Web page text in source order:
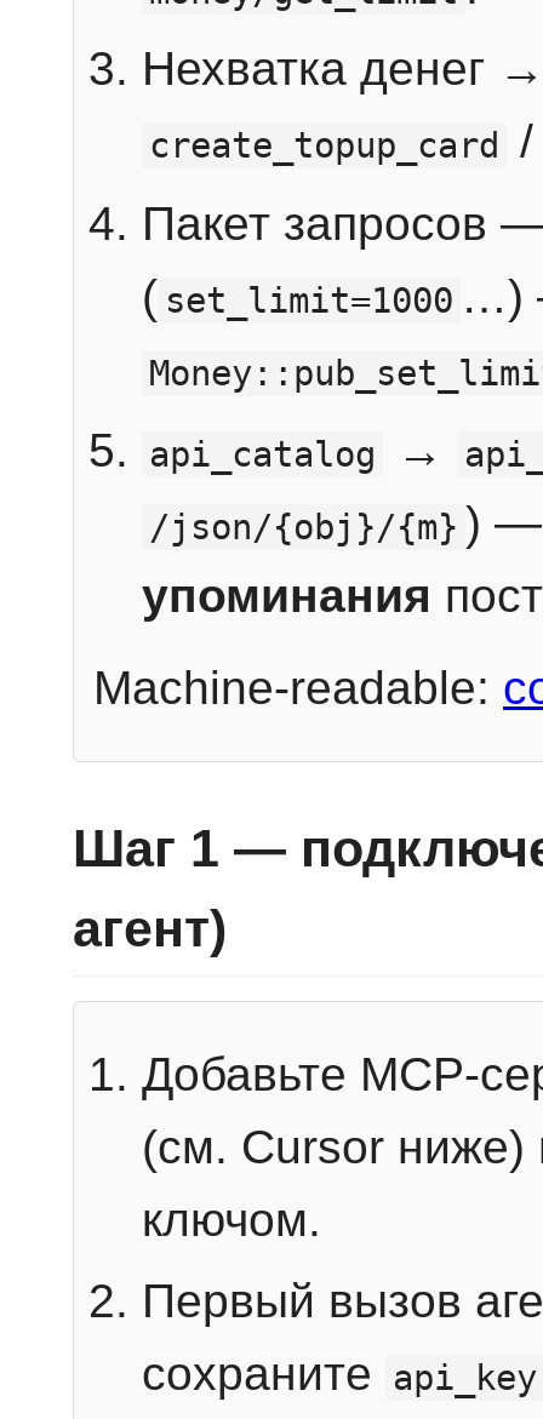
Нехватка денег
create_topup_card
Пакет запросов
( set_limit=1000 …)
api_catalog
→
/json/{obj}/{m} ) —
упоминания
Machine-readable:
Шаг 1 —
агент)
Добавьте MCP-
(см. Cursor ниже)
ключом.
Первый вызов
сохраните
api_key